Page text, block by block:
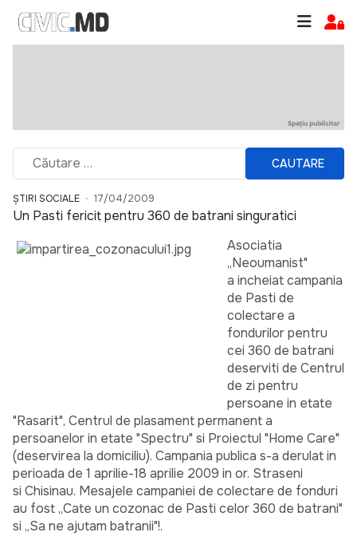
CAUTARE
ȘTIRI SOCIALE 17/04/2009
Un Pasti fericit pentru 360 de batrani singuratici
Asociatia
„Neoumanist"
a incheiat campania
de Pasti de
colectare a
fondurilor pentru
cei 360 de batrani
deserviti de Centrul
de zi pentru
persoane in etate
"Rasarit", Centrul de plasament permanent a
persoanelor in etate "Spectru" si Proiectul "Home Care"
(deservirea la domiciliu). Campania publica s-a derulat in
perioada de 1 aprilie-18 aprilie 2009 in or. Straseni
si Chisinau. Mesajele campaniei de colectare de fonduri
au fost „Cate un cozonac de Pasti celor 360 de batrani"
si „Sa ne ajutam batranii"!.